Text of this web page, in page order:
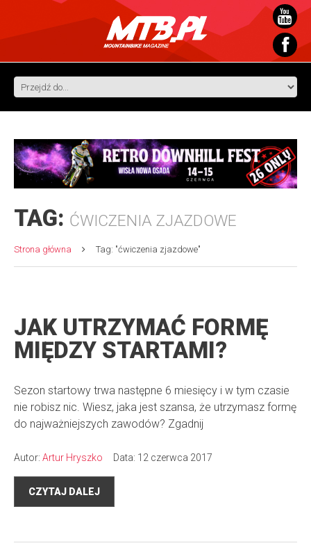
TAG: ĆWICZENIA ZJAZDOWE
Strona główna Tag: "ćwiczenia zjazdowe"
JAK UTRZYMAĆ FORMĘ
MIĘDZY STARTAMI?
Sezon startowy trwa następne 6 miesięcy i w tym czasie
nie robisz nic. Wiesz, jaka jest szansa, że utrzymasz formę
do najważniejszych zawodów? Zgadnij
Autor: Artur Hryszko Data: 12 czerwca 2017
CZYTAJ DALEJ